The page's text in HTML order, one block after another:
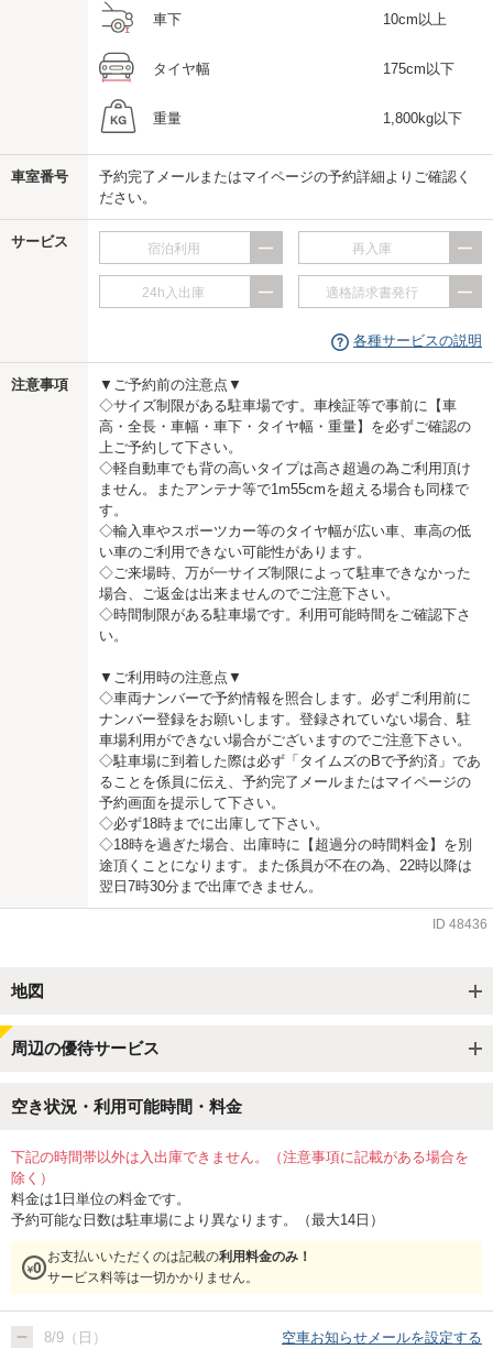
車下 10cm以上
タイヤ幅 175cm以下
重量 1,800kg以下
車室番号
予約完了メールまたはマイページの予約詳細よりご確認く
ださい。
サービス 宿泊利用 再入庫
24h入出庫 適格請求書発行
各種サービスの説明
注意事項
▼ご予約前の注意点▼
◇サイズ制限がある駐車場です。車検証等で事前に【車
高・全長・車幅・車下・タイヤ幅・重量】を必ずご確認の
上ご予約して下さい。
◇軽自動車でも背の高いタイプは高さ超過の為ご利用頂け
ません。またアンテナ等で1m55cmを超える場合も同様で
す。
◇輸入車やスポーツカー等のタイヤ幅が広い車、車高の低
い車のご利用できない可能性があります。
◇ご来場時、万が一サイズ制限によって駐車できなかった
場合、ご返金は出来ませんのでご注意下さい。
◇時間制限がある駐車場です。利用可能時間をご確認下さ
い。
▼ご利用時の注意点▼
◇車両ナンバーで予約情報を照合します。必ずご利用前に
ナンバー登録をお願いします。登録されていない場合、駐
車場利用ができない場合がございますのでご注意下さい。
◇駐車場に到着した際は必ず「タイムズのBで予約済」であ
ることを係員に伝え、予約完了メールまたはマイページの
予約画面を提示して下さい。
◇必ず18時までに出庫して下さい。
◇18時を過ぎた場合、出庫時に【超過分の時間料金】を別
途頂くことになります。また係員が不在の為、22時以降は
翌日7時30分まで出庫できません。
ID 48436
地図
周辺の優待サービス
空き状況・利用可能時間・料金
下記の時間帯以外は入出庫できません。（注意事項に記載がある場合を
除く）
料金は1日単位の料金です。
予約可能な日数は駐車場により異なります。（最大14日）
お支払いいただくのは記載の利用料金のみ！
サービス料等は一切かかりません。
8/9（日） 空車お知らせメールを設定する